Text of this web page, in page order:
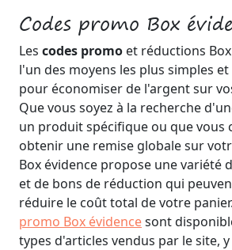
Codes promo Box
Les codes promo et réductions
l'un des moyens les plus simples
pour économiser de l'argent sur
Que vous soyez à la recherche
un produit spécifique ou que vous
obtenir une remise globale sur
Box évidence propose une variété
et de bons de réduction qui
réduire le coût total de votre
promo Box évidencesont
types d'articles vendus par le site,